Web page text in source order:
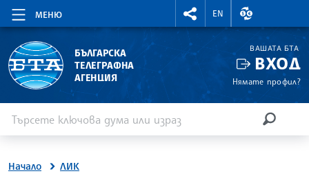
МЕНЮ
RIGHTMENU.SOCIAL
EN
ВАЛУТНИ
БЪЛГАРСКА
ТЕЛЕГРАФНА
АГЕНЦИЯ
ВАШАТА БТА
ВХОД
Нямате профил?
Начало ЛИК